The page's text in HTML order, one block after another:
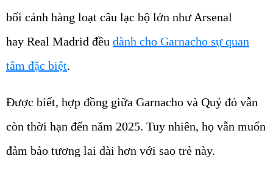
bối cảnh hàng loạt câu lạc bộ lớn như Arsenal
hay Real Madrid đều dành cho Garnacho sự quan
tâm đặc biệt.
Được biết, hợp đồng giữa Garnacho và Quỷ đỏ vẫn
còn thời hạn đến năm 2025. Tuy nhiên, họ vẫn muốn
đảm bảo tương lai dài hơn với sao trẻ này.